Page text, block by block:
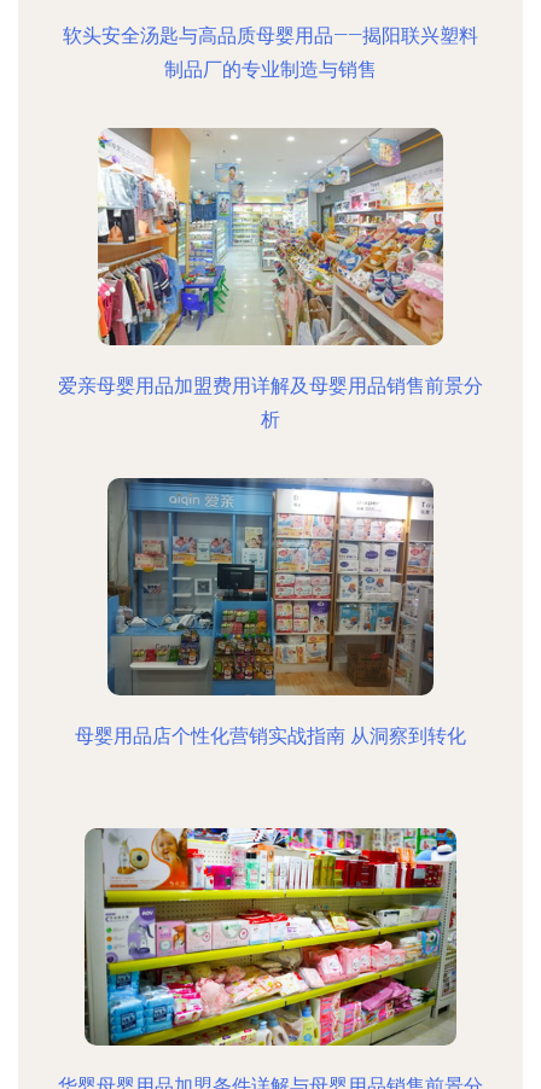
软头安全汤匙与高品质母婴用品——揭阳联兴塑料
制品厂的专业制造与销售
爱亲母婴用品加盟费用详解及母婴用品销售前景分
析
母婴用品店个性化营销实战指南 从洞察到转化